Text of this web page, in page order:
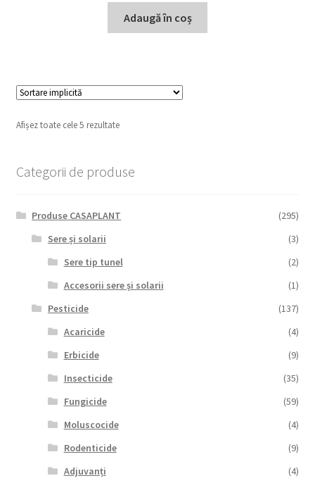
Adaugă în coș
Afișez toate cele 5 rezultate
Categorii de produse
Produse CASAPLANT
(295)
Sere și solarii
(3)
Sere tip tunel
(2)
Accesorii sere și solarii
(1)
Pesticide
(137)
Acaricide
(4)
Erbicide
(9)
Insecticide
(35)
Fungicide
(59)
Moluscocide
(4)
Rodenticide
(9)
Adjuvanți
(4)